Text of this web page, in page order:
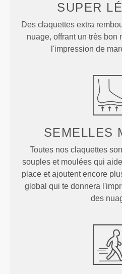
SUPER
Des claquettes extra
nuage, offrant un très bon
l'impression de
SEMELLES
Toutes nos claquettes
souples et moulées qui
place et ajoutent encore
global qui te donnera
des